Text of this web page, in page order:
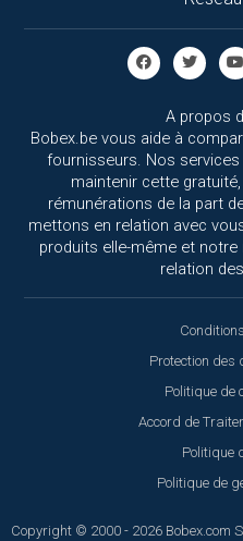
A propos
Bobex.be vous aide à
fournisseurs. Nos
maintenir cette
rémunérations de la part
mettons en relation avec
produits elle-même et
relation
Protection des
Politique de
Accord de
Politique
Politique de
Copyright © 2000 - 2026 Bobex.com